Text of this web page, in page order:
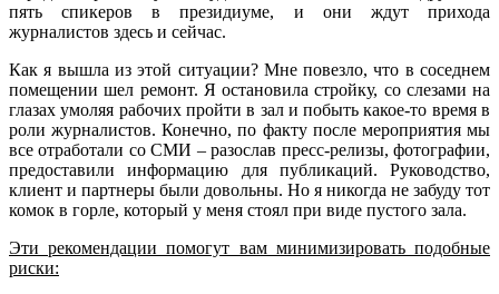
пять спикеров в президиуме, и они ждут прихода
журналистов здесь и сейчас.
Как я вышла из этой ситуации? Мне повезло, что в соседнем
помещении шел ремонт. Я остановила стройку, со слезами на
глазах умоляя рабочих пройти в зал и побыть какое-то время в
роли журналистов. Конечно, по факту после мероприятия мы
все отработали со СМИ – разослав пресс-релизы, фотографии,
предоставили информацию для публикаций. Руководство,
клиент и партнеры были довольны. Но я никогда не забуду тот
комок в горле, который у меня стоял при виде пустого зала.
Эти рекомендации помогут вам минимизировать подобные
риски: